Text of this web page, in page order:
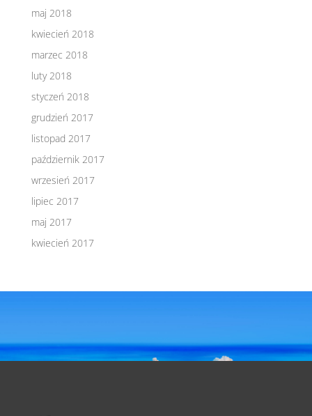
maj 2018
kwiecień 2018
marzec 2018
luty 2018
styczeń 2018
grudzień 2017
listopad 2017
październik 2017
wrzesień 2017
lipiec 2017
maj 2017
kwiecień 2017